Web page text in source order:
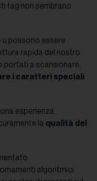
tag non sembrano
u possono essere
rapida del nostro
portati a scansionare,
i caratteri speciali
esperienza
la qualità del
algoritmici